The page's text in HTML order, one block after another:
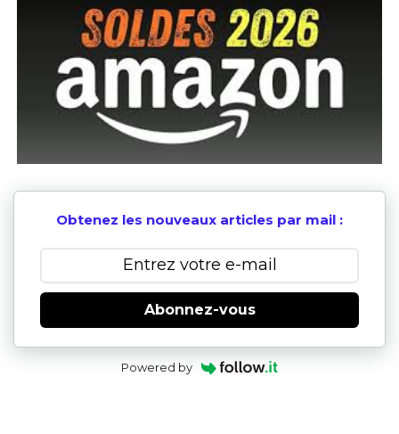
Obtenez les nouveaux articles par mail :
Abonnez-vous
Powered by